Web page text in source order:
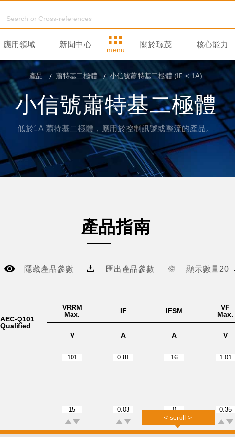
應用領域 新聞中心
menu
關於璟茂 核心能力
產品 蕭特基二極體 小信號蕭特基二極體 (IF < 1A)
小信號蕭特基二極體
低於1A 蕭特基二極體，應用於控制訊號或整流的產品。
產品指南
隱藏產品參數 匯出產品參數 顯示數量20
AEC-Q101
Qualified
VRRM
Max.
V
IF
A
IFSM
A
VF
Max.
V
< scroll >